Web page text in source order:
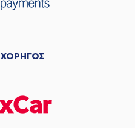
ΧΟΡΗΓΟΣ